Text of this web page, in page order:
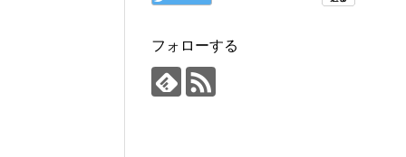
フォローする